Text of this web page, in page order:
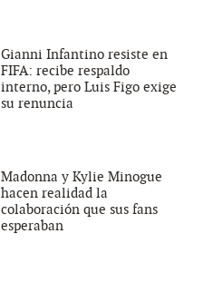
Gianni Infantino resiste en
FIFA: recibe respaldo
interno, pero Luis Figo exige
su renuncia
Madonna y Kylie Minogue
hacen realidad la
colaboración que sus fans
esperaban